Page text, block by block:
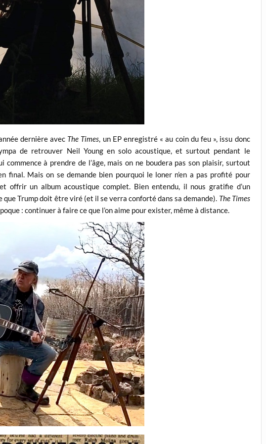
dernière avec The Times, un EP enregistré « au coin du feu », issu donc
de retrouver Neil Young en solo acoustique, et surtout pendant le
à prendre de l’âge, mais on ne boudera pas son plaisir, surtout
final. Mais on se demande bien pourquoi le loner n’en a pas profité pour
offrir un album acoustique complet. Bien entendu, il nous gratifie d’un
que Trump doit être viré (et il se verra conforté dans sa demande). The Times
: continuer à faire ce que l’on aime pour exister, même à distance.